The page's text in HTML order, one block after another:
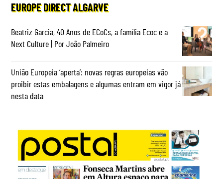
EUROPE DIRECT ALGARVE
Beatriz Garcia, 40 Anos de ECoCs, a família Ecoc e a
Next Culture | Por João Palmeiro
União Europeia ‘aperta’: novas regras europeias vão
proibir estas embalagens e algumas entram em vigor já
nesta data